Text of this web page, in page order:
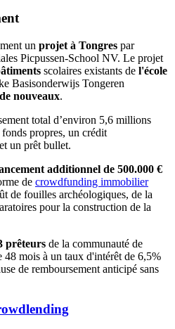
un projet à Tongres par
Picpussen-School NV. Le projet
scolaires existants de l'école
Basisonderwijs Tongeren
nouveaux.
total d’environ 5,6 millions
propres, un crédit
un prêt bullet.
additionnel de 500.000 €
de crowdfunding immobilier
de fouilles archéologiques, de la
pour la construction de la
prêteurs de la communauté de
mois à un taux d'intérêt de 6,5%
de remboursement anticipé sans